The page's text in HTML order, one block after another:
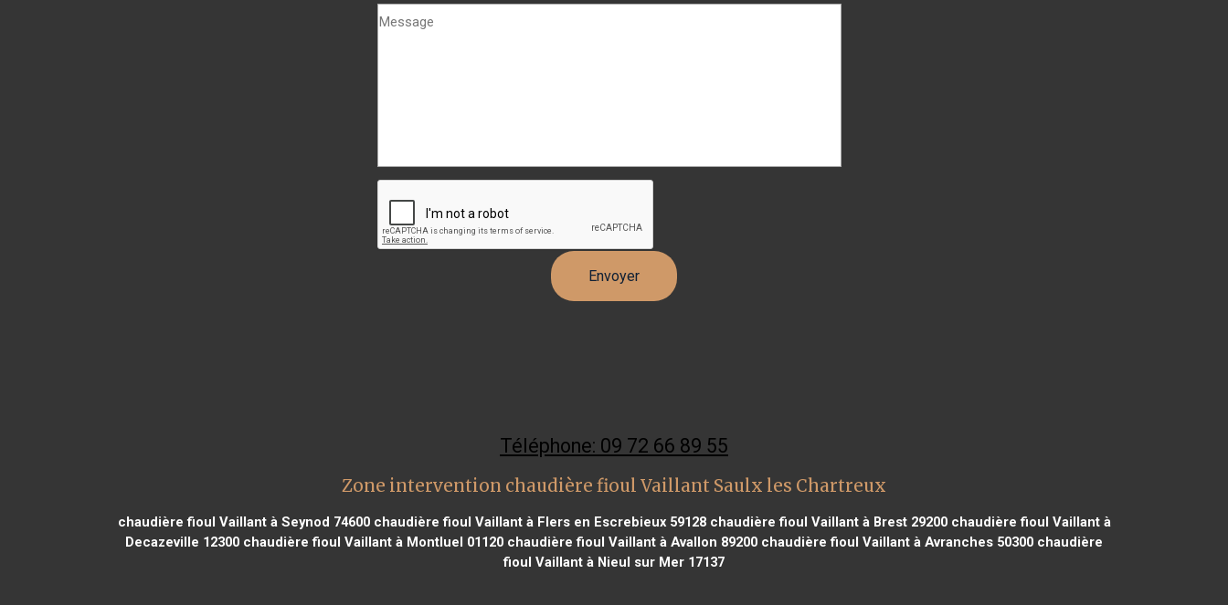
Téléphone: 09 72 66 89 55
Zone intervention chaudière fioul Vaillant Saulx les Chartreux
chaudière fioul Vaillant à Seynod 74600chaudière fioul Vaillant à Flers en Escrebieux 59128chaudière fioul Vaillant à Brest 29200chaudière fioul Vaillant à
Decazeville 12300 chaudière fioul Vaillant à Montluel 01120 chaudière fioul Vaillant à Avallon 89200 chaudière fioul Vaillant à Avranches 50300 chaudière
fioul Vaillant à Nieul sur Mer 17137